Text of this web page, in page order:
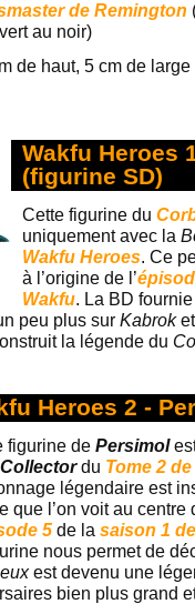
de Remington
au noir)
de haut, 5 cm de
Wakfu Heroes
(figurine SD)
Cette figurine du
uniquement avec la
Wakfu Heroes. Ce
à l’origine de l’
Wakfu. La BD
peu plus sur Kabrok
la légende du
Heroes 2 -
figurine de Persimol
du Tome 2
légendaire est
que l’on voit au
5 de la saison 1
nous permet de
est devenu une
bien plus grand